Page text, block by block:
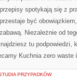
przepisy spotykają się z
przestaje być
zabawą. Niezależnie od
tu podpowiedzi,
Kuchnia zero
PRZYPADKÓW